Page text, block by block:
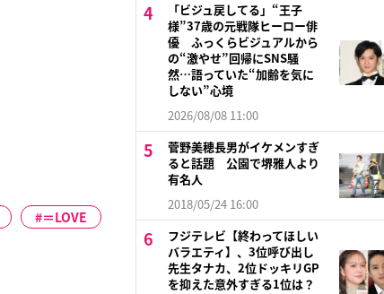
＝LOVE
「ビジュ戻してる」“王子
様”37歳の元戦隊ヒーロー俳
優 ふっくらビジュアルから
の“激やせ”回帰にSNS騒
然…語っていた“加齢を気に
しない”心境
2026/08/08 11:00
菅野美穂長男がイケメンすぎ
ると話題 公園で堺雅人より
有名人
2018/05/24 16:00
フジテレビ【終わってほしい
バラエティ】、3位呼び出し
先生タナカ、2位ドッキリGP
を抑えた意外すぎる1位は？